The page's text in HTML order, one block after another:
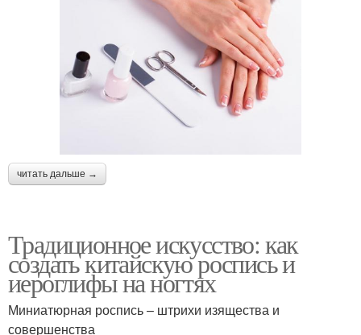
читать дальше →
Традиционное искусство: как
создать китайскую роспись и
иероглифы на ногтях
Миниатюрная роспись – штрихи изящества и
совершенства